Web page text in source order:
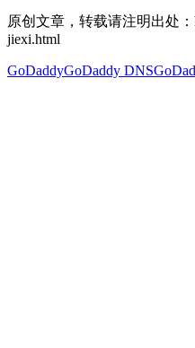
原创文章，转载请注明出处：
jiexi.html
GoDaddyGoDaddy DNS